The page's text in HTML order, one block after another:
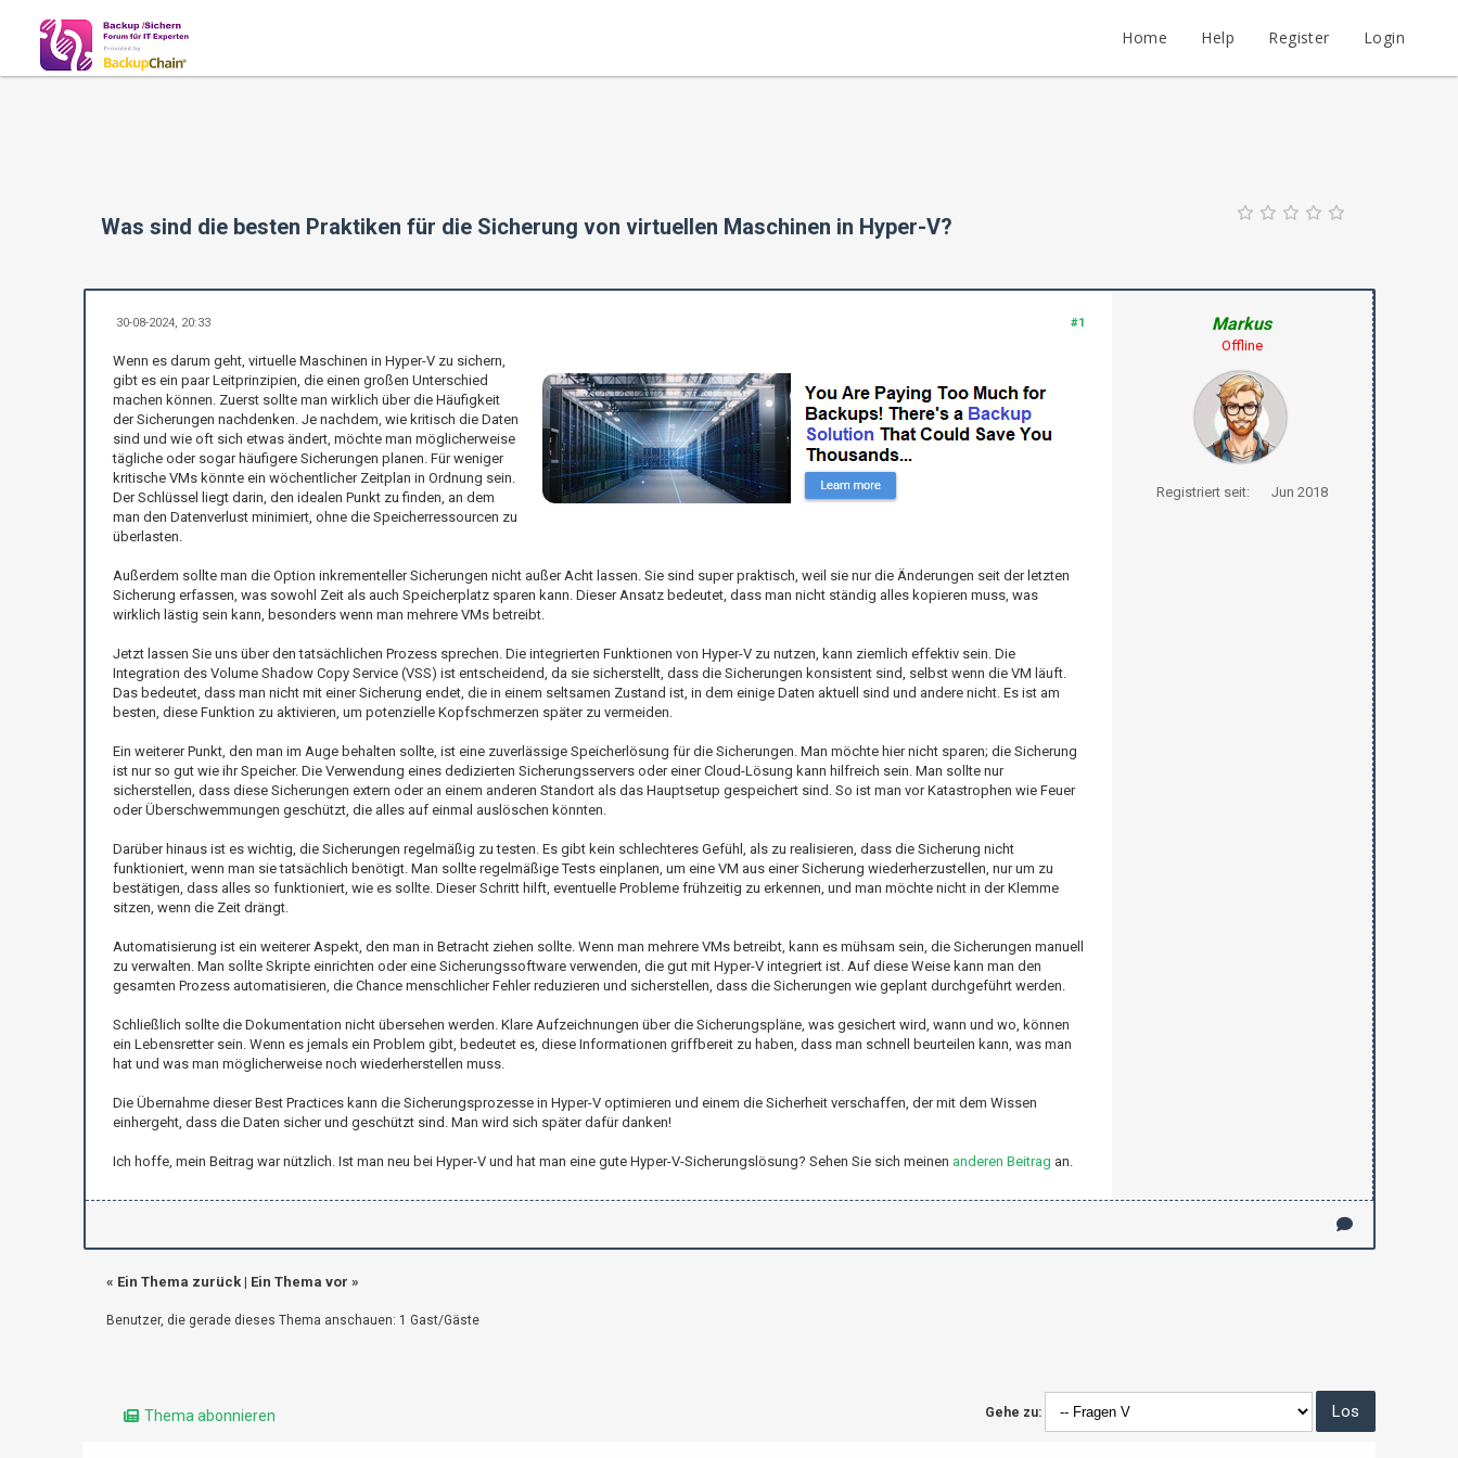
Home Help Register Login
Was sind die besten Praktiken für die Sicherung von virtuellen Maschinen in Hyper-V?
#1
30-08-2024, 20:33
Wenn es darum geht, virtuelle Maschinen in Hyper-V zu sichern,
gibt es ein paar Leitprinzipien, die einen großen Unterschied
machen können. Zuerst sollte man wirklich über die Häufigkeit
der Sicherungen nachdenken. Je nachdem, wie kritisch die Daten
sind und wie oft sich etwas ändert, möchte man möglicherweise
tägliche oder sogar häufigere Sicherungen planen. Für weniger
kritische VMs könnte ein wöchentlicher Zeitplan in Ordnung sein.
Der Schlüssel liegt darin, den idealen Punkt zu finden, an dem
man den Datenverlust minimiert, ohne die Speicherressourcen zu
überlasten.
Außerdem sollte man die Option inkrementeller Sicherungen nicht außer Acht lassen. Sie sind super praktisch, weil sie nur die Änderungen seit der letzten
Sicherung erfassen, was sowohl Zeit als auch Speicherplatz sparen kann. Dieser Ansatz bedeutet, dass man nicht ständig alles kopieren muss, was
wirklich lästig sein kann, besonders wenn man mehrere VMs betreibt.
Jetzt lassen Sie uns über den tatsächlichen Prozess sprechen. Die integrierten Funktionen von Hyper-V zu nutzen, kann ziemlich effektiv sein. Die
Integration des Volume Shadow Copy Service (VSS) ist entscheidend, da sie sicherstellt, dass die Sicherungen konsistent sind, selbst wenn die VM läuft.
Das bedeutet, dass man nicht mit einer Sicherung endet, die in einem seltsamen Zustand ist, in dem einige Daten aktuell sind und andere nicht. Es ist am
besten, diese Funktion zu aktivieren, um potenzielle Kopfschmerzen später zu vermeiden.
Ein weiterer Punkt, den man im Auge behalten sollte, ist eine zuverlässige Speicherlösung für die Sicherungen. Man möchte hier nicht sparen; die Sicherung
ist nur so gut wie ihr Speicher. Die Verwendung eines dedizierten Sicherungsservers oder einer Cloud-Lösung kann hilfreich sein. Man sollte nur
sicherstellen, dass diese Sicherungen extern oder an einem anderen Standort als das Hauptsetup gespeichert sind. So ist man vor Katastrophen wie Feuer
oder Überschwemmungen geschützt, die alles auf einmal auslöschen könnten.
Darüber hinaus ist es wichtig, die Sicherungen regelmäßig zu testen. Es gibt kein schlechteres Gefühl, als zu realisieren, dass die Sicherung nicht
funktioniert, wenn man sie tatsächlich benötigt. Man sollte regelmäßige Tests einplanen, um eine VM aus einer Sicherung wiederherzustellen, nur um zu
bestätigen, dass alles so funktioniert, wie es sollte. Dieser Schritt hilft, eventuelle Probleme frühzeitig zu erkennen, und man möchte nicht in der Klemme
sitzen, wenn die Zeit drängt.
Automatisierung ist ein weiterer Aspekt, den man in Betracht ziehen sollte. Wenn man mehrere VMs betreibt, kann es mühsam sein, die Sicherungen manuell
zu verwalten. Man sollte Skripte einrichten oder eine Sicherungssoftware verwenden, die gut mit Hyper-V integriert ist. Auf diese Weise kann man den
gesamten Prozess automatisieren, die Chance menschlicher Fehler reduzieren und sicherstellen, dass die Sicherungen wie geplant durchgeführt werden.
Schließlich sollte die Dokumentation nicht übersehen werden. Klare Aufzeichnungen über die Sicherungspläne, was gesichert wird, wann und wo, können
ein Lebensretter sein. Wenn es jemals ein Problem gibt, bedeutet es, diese Informationen griffbereit zu haben, dass man schnell beurteilen kann, was man
hat und was man möglicherweise noch wiederherstellen muss.
Die Übernahme dieser Best Practices kann die Sicherungsprozesse in Hyper-V optimieren und einem die Sicherheit verschaffen, der mit dem Wissen
einhergeht, dass die Daten sicher und geschützt sind. Man wird sich später dafür danken!
Ich hoffe, mein Beitrag war nützlich. Ist man neu bei Hyper-V und hat man eine gute Hyper-V-Sicherungslösung? Sehen Sie sich meinen anderen Beitrag an.
Markus
Offline
Registriert seit: Jun 2018
« Ein Thema zurück| Ein Thema vor »
Benutzer, die gerade dieses Thema anschauen: 1 Gast/Gäste
Thema abonnieren Gehe zu: